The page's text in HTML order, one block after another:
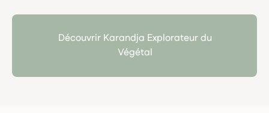
écoresponsable. Le soin du végétal, la traçabilité, et
l’art du fait main y sont célébrés dans chaque pot.
Découvrir Karandja Explorateur du
Végétal